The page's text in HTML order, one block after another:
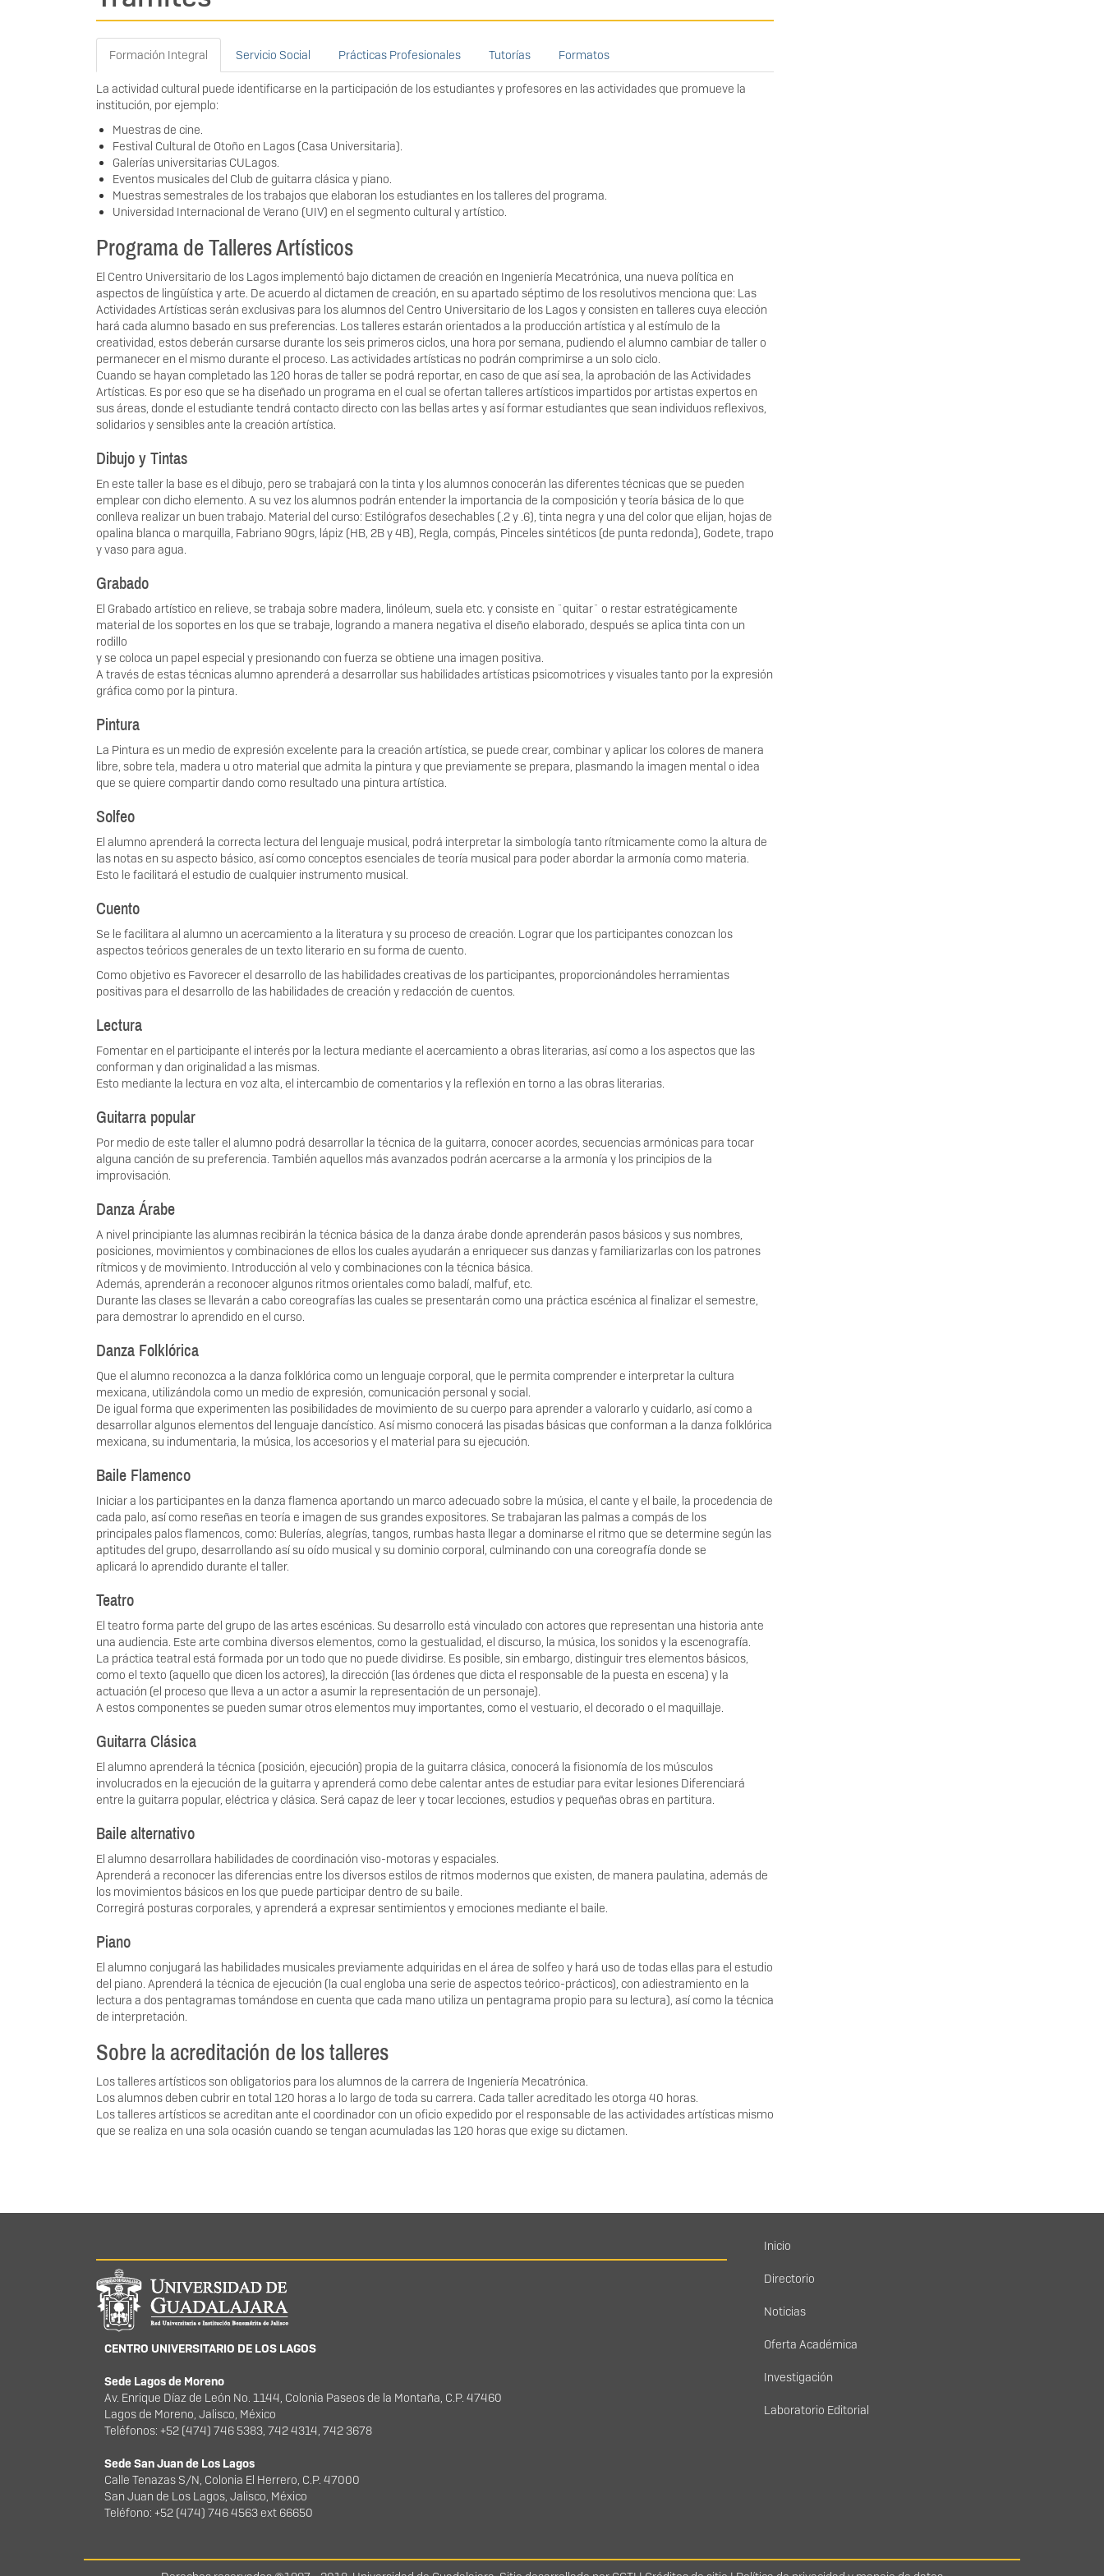
Formación Integral Servicio Social Prácticas Profesionales Tutorías Formatos
La actividad cultural puede identificarse en la participación de los estudiantes y profesores en las actividades que promueve la
institución, por ejemplo:
Muestras de cine.
Festival Cultural de Otoño en Lagos (Casa Universitaria).
Galerías universitarias CULagos.
Eventos musicales del Club de guitarra clásica y piano.
Muestras semestrales de los trabajos que elaboran los estudiantes en los talleres del programa.
Universidad Internacional de Verano (UIV) en el segmento cultural y artístico.
Programa de Talleres Artísticos
El Centro Universitario de los Lagos implementó bajo dictamen de creación en Ingeniería Mecatrónica, una nueva política en
aspectos de lingüística y arte. De acuerdo al dictamen de creación, en su apartado séptimo de los resolutivos menciona que: Las
Actividades Artísticas serán exclusivas para los alumnos del Centro Universitario de los Lagos y consisten en talleres cuya elección
hará cada alumno basado en sus preferencias. Los talleres estarán orientados a la producción artística y al estímulo de la
creatividad, estos deberán cursarse durante los seis primeros ciclos, una hora por semana, pudiendo el alumno cambiar de taller o
permanecer en el mismo durante el proceso. Las actividades artísticas no podrán comprimirse a un solo ciclo.
Cuando se hayan completado las 120 horas de taller se podrá reportar, en caso de que así sea, la aprobación de las Actividades
Artísticas. Es por eso que se ha diseñado un programa en el cual se ofertan talleres artísticos impartidos por artistas expertos en
sus áreas, donde el estudiante tendrá contacto directo con las bellas artes y así formar estudiantes que sean individuos reflexivos,
solidarios y sensibles ante la creación artística.
Dibujo y Tintas
En este taller la base es el dibujo, pero se trabajará con la tinta y los alumnos conocerán las diferentes técnicas que se pueden
emplear con dicho elemento. A su vez los alumnos podrán entender la importancia de la composición y teoría básica de lo que
conlleva realizar un buen trabajo. Material del curso: Estilógrafos desechables (.2 y .6), tinta negra y una del color que elijan, hojas de
opalina blanca o marquilla, Fabriano 90grs, lápiz (HB, 2B y 4B), Regla, compás, Pinceles sintéticos (de punta redonda), Godete, trapo
y vaso para agua.
Grabado
El Grabado artístico en relieve, se trabaja sobre madera, linóleum, suela etc. y consiste en ¨quitar¨ o restar estratégicamente
material de los soportes en los que se trabaje, logrando a manera negativa el diseño elaborado, después se aplica tinta con un
rodillo
y se coloca un papel especial y presionando con fuerza se obtiene una imagen positiva.
A través de estas técnicas alumno aprenderá a desarrollar sus habilidades artísticas psicomotrices y visuales tanto por la expresión
gráfica como por la pintura.
Pintura
La Pintura es un medio de expresión excelente para la creación artística, se puede crear, combinar y aplicar los colores de manera
libre, sobre tela, madera u otro material que admita la pintura y que previamente se prepara, plasmando la imagen mental o idea
que se quiere compartir dando como resultado una pintura artística.
Solfeo
El alumno aprenderá la correcta lectura del lenguaje musical, podrá interpretar la simbología tanto rítmicamente como la altura de
las notas en su aspecto básico, así como conceptos esenciales de teoría musical para poder abordar la armonía como materia.
Esto le facilitará el estudio de cualquier instrumento musical.
Cuento
Se le facilitara al alumno un acercamiento a la literatura y su proceso de creación. Lograr que los participantes conozcan los
aspectos teóricos generales de un texto literario en su forma de cuento.
Como objetivo es Favorecer el desarrollo de las habilidades creativas de los participantes, proporcionándoles herramientas
positivas para el desarrollo de las habilidades de creación y redacción de cuentos.
Lectura
Fomentar en el participante el interés por la lectura mediante el acercamiento a obras literarias, así como a los aspectos que las
conforman y dan originalidad a las mismas.
Esto mediante la lectura en voz alta, el intercambio de comentarios y la reflexión en torno a las obras literarias.
Guitarra popular
Por medio de este taller el alumno podrá desarrollar la técnica de la guitarra, conocer acordes, secuencias armónicas para tocar
alguna canción de su preferencia. También aquellos más avanzados podrán acercarse a la armonía y los principios de la
improvisación.
Danza Árabe
A nivel principiante las alumnas recibirán la técnica básica de la danza árabe donde aprenderán pasos básicos y sus nombres,
posiciones, movimientos y combinaciones de ellos los cuales ayudarán a enriquecer sus danzas y familiarizarlas con los patrones
rítmicos y de movimiento. Introducción al velo y combinaciones con la técnica básica.
Además, aprenderán a reconocer algunos ritmos orientales como baladí, malfuf, etc.
Durante las clases se llevarán a cabo coreografías las cuales se presentarán como una práctica escénica al finalizar el semestre,
para demostrar lo aprendido en el curso.
Danza Folklórica
Que el alumno reconozca a la danza folklórica como un lenguaje corporal, que le permita comprender e interpretar la cultura
mexicana, utilizándola como un medio de expresión, comunicación personal y social.
De igual forma que experimenten las posibilidades de movimiento de su cuerpo para aprender a valorarlo y cuidarlo, así como a
desarrollar algunos elementos del lenguaje dancístico. Así mismo conocerá las pisadas básicas que conforman a la danza folklórica
mexicana, su indumentaria, la música, los accesorios y el material para su ejecución.
Baile Flamenco
Iniciar a los participantes en la danza flamenca aportando un marco adecuado sobre la música, el cante y el baile, la procedencia de
cada palo, así como reseñas en teoría e imagen de sus grandes expositores. Se trabajaran las palmas a compás de los
principales palos flamencos, como: Bulerías, alegrías, tangos, rumbas hasta llegar a dominarse el ritmo que se determine según las
aptitudes del grupo, desarrollando así su oído musical y su dominio corporal, culminando con una coreografía donde se
aplicará lo aprendido durante el taller.
Teatro
El teatro forma parte del grupo de las artes escénicas. Su desarrollo está vinculado con actores que representan una historia ante
una audiencia. Este arte combina diversos elementos, como la gestualidad, el discurso, la música, los sonidos y la escenografía.
La práctica teatral está formada por un todo que no puede dividirse. Es posible, sin embargo, distinguir tres elementos básicos,
como el texto (aquello que dicen los actores), la dirección (las órdenes que dicta el responsable de la puesta en escena) y la
actuación (el proceso que lleva a un actor a asumir la representación de un personaje).
A estos componentes se pueden sumar otros elementos muy importantes, como el vestuario, el decorado o el maquillaje.
Guitarra Clásica
El alumno aprenderá la técnica (posición, ejecución) propia de la guitarra clásica, conocerá la fisionomía de los músculos
involucrados en la ejecución de la guitarra y aprenderá como debe calentar antes de estudiar para evitar lesiones Diferenciará
entre la guitarra popular, eléctrica y clásica. Será capaz de leer y tocar lecciones, estudios y pequeñas obras en partitura.
Baile alternativo
El alumno desarrollara habilidades de coordinación viso-motoras y espaciales.
Aprenderá a reconocer las diferencias entre los diversos estilos de ritmos modernos que existen, de manera paulatina, además de
los movimientos básicos en los que puede participar dentro de su baile.
Corregirá posturas corporales, y aprenderá a expresar sentimientos y emociones mediante el baile.
Piano
El alumno conjugará las habilidades musicales previamente adquiridas en el área de solfeo y hará uso de todas ellas para el estudio
del piano. Aprenderá la técnica de ejecución (la cual engloba una serie de aspectos teórico-prácticos), con adiestramiento en la
lectura a dos pentagramas tomándose en cuenta que cada mano utiliza un pentagrama propio para su lectura), así como la técnica
de interpretación.
Sobre la acreditación de los talleres
Los talleres artísticos son obligatorios para los alumnos de la carrera de Ingeniería Mecatrónica.
Los alumnos deben cubrir en total 120 horas a lo largo de toda su carrera. Cada taller acreditado les otorga 40 horas.
Los talleres artísticos se acreditan ante el coordinador con un oficio expedido por el responsable de las actividades artísticas mismo
que se realiza en una sola ocasión cuando se tengan acumuladas las 120 horas que exige su dictamen.
Información del portal
CENTRO UNIVERSITARIO DE LOS LAGOS
Sede Lagos de Moreno
Av. Enrique Díaz de León No. 1144, Colonia Paseos de la Montaña, C.P. 47460
Lagos de Moreno, Jalisco, México
Teléfonos: +52 (474) 746 5383, 742 4314, 742 3678
Sede San Juan de Los Lagos
Calle Tenazas S/N, Colonia El Herrero, C.P. 47000
San Juan de Los Lagos, Jalisco, México
Teléfono: +52 (474) 746 4563 ext 66650
Menú principal
Inicio
Directorio
Noticias
Oferta Académica
Investigación
Laboratorio Editorial